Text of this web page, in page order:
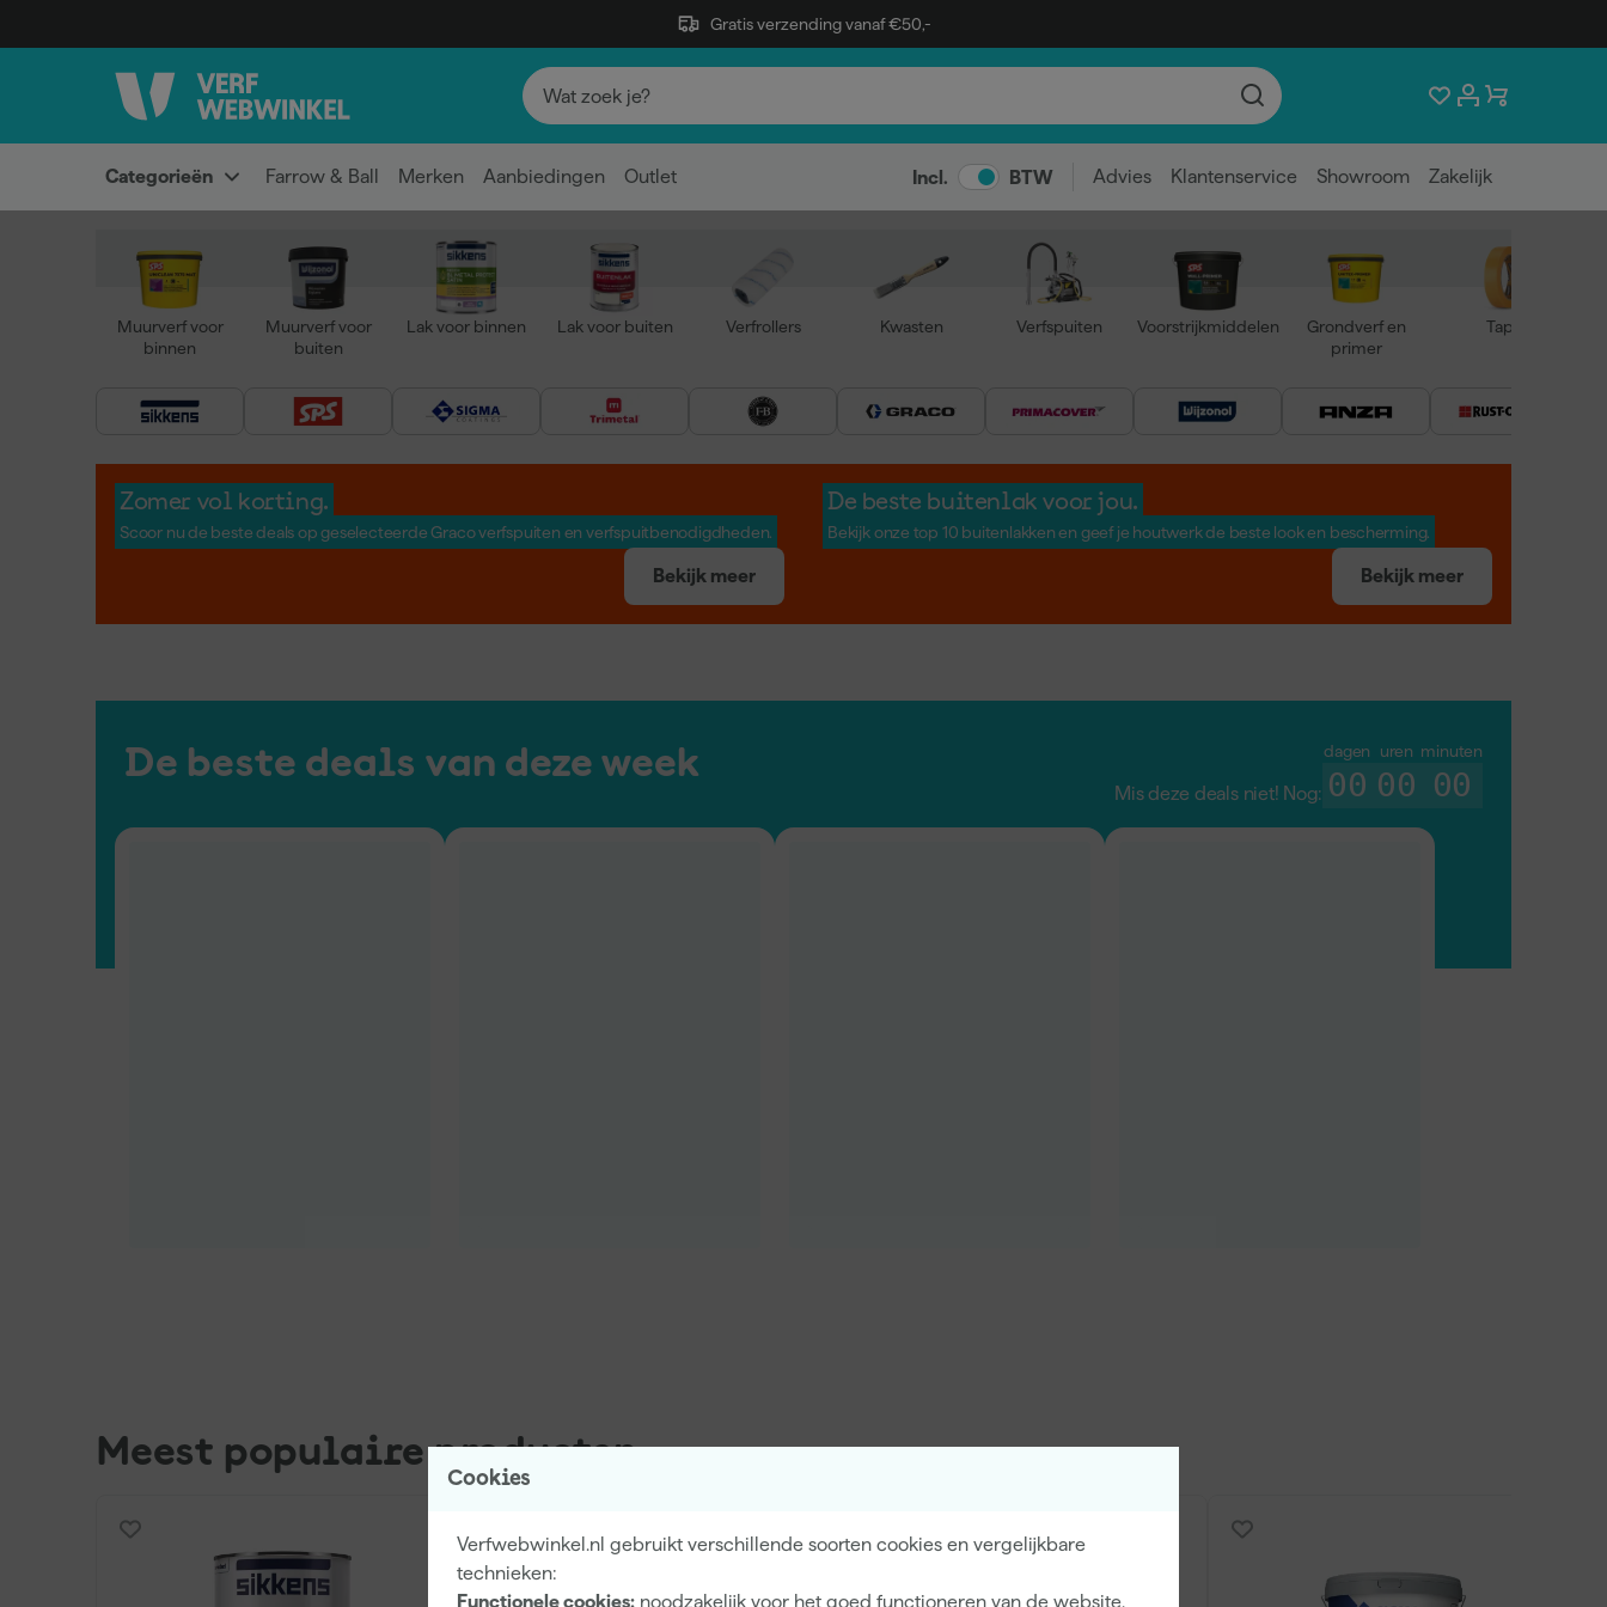
Gratis verzending vanaf €50,-
Categorieën Farrow & Ball Merken Aanbiedingen Outlet Incl. BTW Advies Klantenservice Showroom Zakelijk
Cookies
Verfwebwinkel.nl gebruikt verschillende soorten cookies en vergelijkbare
technieken:
Functionele cookies: noodzakelijk voor het goed functioneren van de website.
Muurverf voor
binnen
Muurverf voor
buiten
Lak voor binnen Lak voor buiten Verfrollers Kwasten Verfspuiten Voorstrijkmiddelen
Grondverf en
primer
Tape
Zomer vol korting.
Scoor nu de beste deals op geselecteerde Graco verfspuiten en verfspuitbenodigdheden.
Bekijk meer
De beste buitenlak voor jou.
Bekijk onze top 10 buitenlakken en geef je houtwerk de beste look en bescherming.
Bekijk meer
Top 10 muurverf voor binnen
Perfect voorbereid.
Top 10 voorstrijk en primer
De beste deals van deze week
Mis deze deals niet! Nog:
dagen
00
uren
00
minuten
00
Meest populaire producten